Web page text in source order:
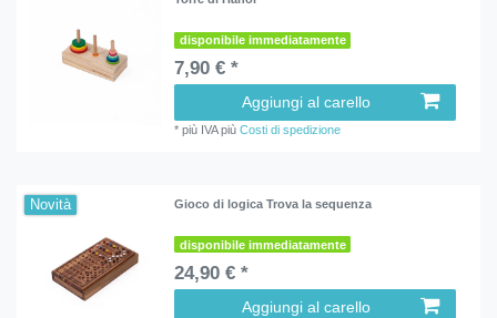
disponibile immediatamente
7,90 € *
Aggiungi al carello
*più IVApiùCosti di spedizione
Novità Gioco di logica Trova la sequenza
disponibile immediatamente
24,90 € *
Aggiungi al carello